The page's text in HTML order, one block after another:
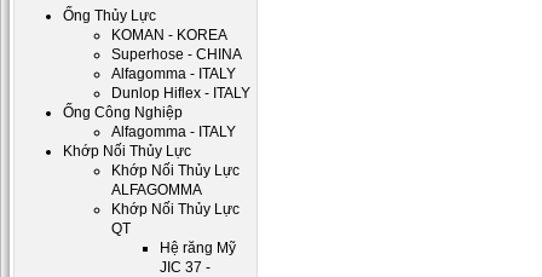
Ống Thủy Lực
KOMAN - KOREA
Superhose - CHINA
Alfagomma - ITALY
Dunlop Hiflex - ITALY
Ống Công Nghiệp
Alfagomma - ITALY
Khớp Nối Thủy Lực
Khớp Nối Thủy Lực
ALFAGOMMA
Khớp Nối Thủy Lực
QT
Hệ răng Mỹ
JIC 37 -